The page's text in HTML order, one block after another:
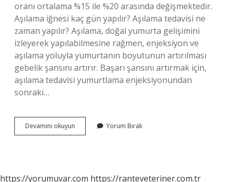
oranı ortalama %15 ile %20 arasında değişmektedir.
Aşılama iğnesi kaç gün yapılır? Aşılama tedavisi ne
zaman yapılır? Aşılama, doğal yumurta gelişimini
izleyerek yapılabilmesine rağmen, enjeksiyon ve
aşılama yoluyla yumurtanın boyutunun artırılması
gebelik şansını artırır. Başarı şansını artırmak için,
aşılama tedavisi yumurtlama enjeksiyonundan
sonraki…
Devamını okuyun
Hastanede
Yorum Bırak
https://yorumuvar.com https://ranteveteriner.com.tr